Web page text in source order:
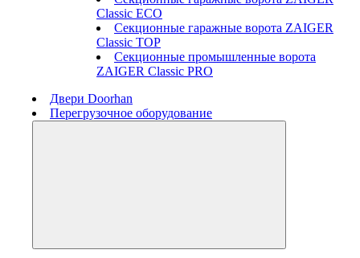
Classic ECO
Секционные гаражные ворота ZAIGER
Classic TOP
Секционные промышленные ворота
ZAIGER Classic PRO
Двери Doorhan
Перегрузочное оборудование